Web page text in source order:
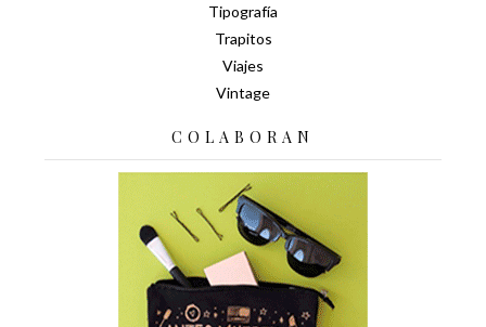
Tipografía
Trapitos
Viajes
Vintage
COLABORAN